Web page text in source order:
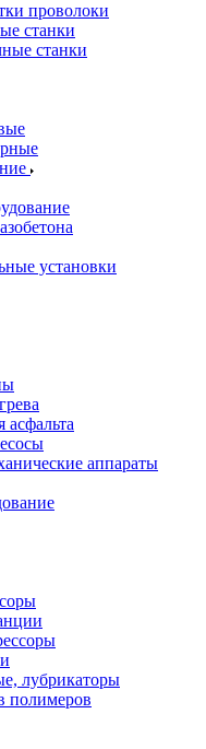
проволоки
станки
станки
установки
асфальта
аппараты
лубрикаторы
полимеров